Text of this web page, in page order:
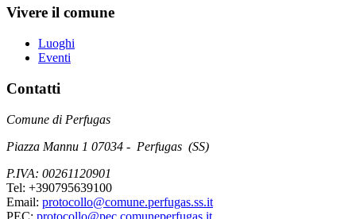
Vivere il comune
Luoghi
Eventi
Contatti
Comune di Perfugas
Piazza Mannu 1 07034 - Perfugas (SS)
P.IVA: 00261120901
Tel: +390795639100
Email: protocollo@comune.perfugas.ss.it
PEC: protocollo@pec.comuneperfugas.it